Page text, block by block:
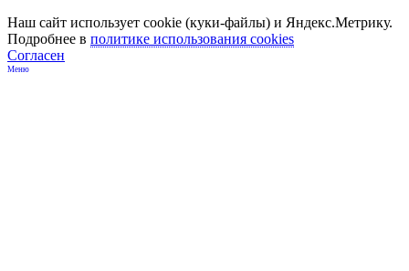
Меню
Наш сайт использует cookie (куки-файлы) и Яндекс.Метрику.
Подробнее в политике использования cookies
Согласен